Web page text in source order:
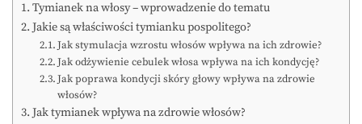
Tymianek na włosy – wprowadzenie do tematu
Jakie są właściwości tymianku pospolitego?
Jak stymulacja wzrostu włosów wpływa na ich zdrowie?
Jak odżywienie cebulek włosa wpływa na ich kondycję?
Jak poprawa kondycji skóry głowy wpływa na zdrowie
włosów?
Jak tymianek wpływa na zdrowie włosów?